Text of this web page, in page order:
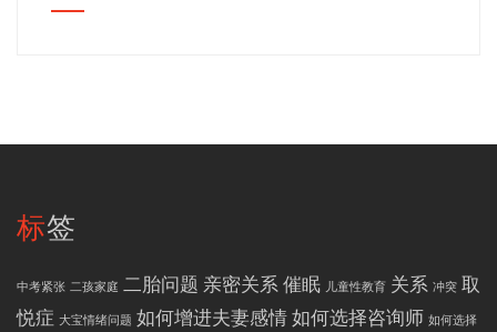
标签
中考紧张 二孩家庭 二胎问题 亲密关系催眠 儿童性教育 关系 冲突 取
悦症 大宝情绪问题 如何增进夫妻感情如何选择咨询师 如何选择